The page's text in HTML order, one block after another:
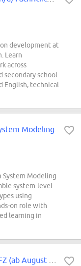
development at
Learn
across
secondary school
English, technical
Modeling
System Modeling
system-level
using
on role with
learning in